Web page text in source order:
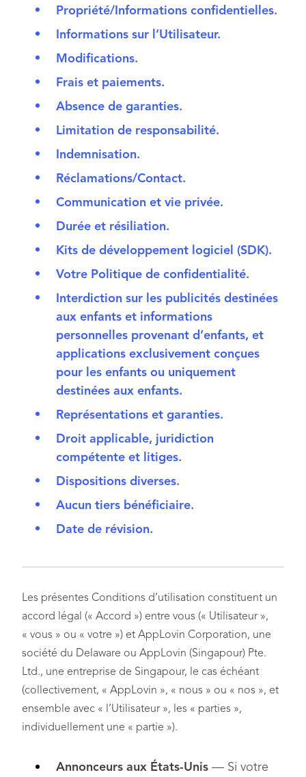
Propriété/Informations confidentielles.
Informations sur l’Utilisateur.
Modifications.
Frais et paiements.
Absence de garanties.
Limitation de responsabilité.
Indemnisation.
Réclamations/Contact.
Communication et vie privée.
Durée et résiliation.
Kits de développement logiciel (SDK).
Votre Politique de confidentialité.
Interdiction sur les publicités destinées
aux enfants et informations
personnelles provenant d’enfants, et
applications exclusivement conçues
pour les enfants ou uniquement
destinées aux enfants.
Représentations et garanties.
Droit applicable, juridiction
compétente et litiges.
Dispositions diverses.
Aucun tiers bénéficiaire.
Date de révision.
Les présentes Conditions d’utilisation constituent un
accord légal (« Accord ») entre vous (« Utilisateur »,
« vous » ou « votre ») et AppLovin Corporation, une
société du Delaware ou AppLovin (Singapour) Pte.
Ltd., une entreprise de Singapour, le cas échéant
(collectivement, « AppLovin », « nous » ou « nos », et
ensemble avec « l’Utilisateur », les « parties »,
individuellement une « partie »).
Annonceurs aux États-Unis — Si votre